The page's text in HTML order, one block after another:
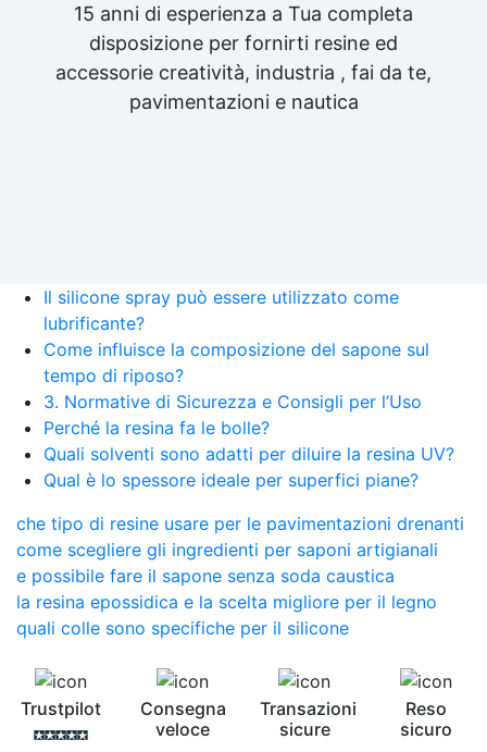
15 anni di esperienza a Tua completa
disposizione per fornirti resine ed
accessorie creatività, industria , fai da te,
pavimentazioni e nautica
Il silicone spray può essere utilizzato come
lubrificante?
Come influisce la composizione del sapone sul
tempo di riposo?
3. Normative di Sicurezza e Consigli per l’Uso
Perché la resina fa le bolle?
Quali solventi sono adatti per diluire la resina UV?
Qual è lo spessore ideale per superfici piane?
che tipo di resine usare per le pavimentazioni drenanti
come scegliere gli ingredienti per saponi artigianali
e possibile fare il sapone senza soda caustica
la resina epossidica e la scelta migliore per il legno
quali colle sono specifiche per il silicone
Trustpilot
Consegna
veloce
Transazioni
sicure
Reso
sicuro